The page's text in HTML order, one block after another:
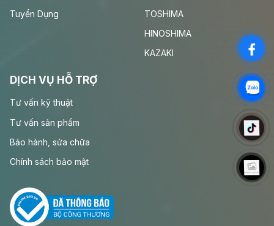
Tuyển Dụng
TOSHIMA
HINOSHIMA
KAZAKI
DỊCH VỤ HỖ TRỢ
Tư vấn kỹ thuật
Tư vấn sản phẩm
Bảo hành, sửa chữa
Chính sách bảo mật